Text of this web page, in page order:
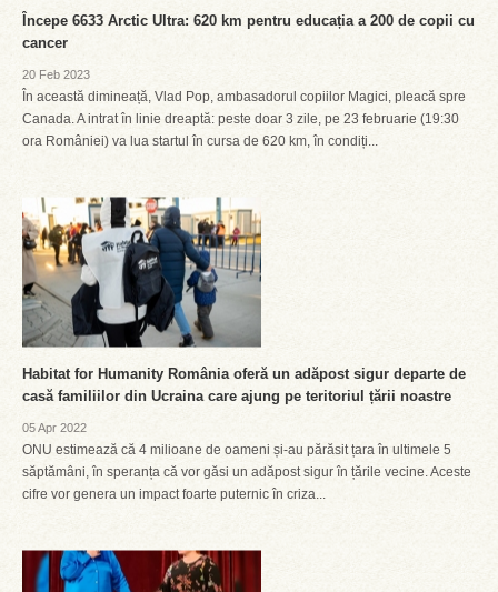
Începe 6633 Arctic Ultra: 620 km pentru educația a 200 de copii cu
cancer
20 Feb 2023
În această dimineață, Vlad Pop, ambasadorul copiilor Magici, pleacă spre
Canada. A intrat în linie dreaptă: peste doar 3 zile, pe 23 februarie (19:30
ora României) va lua startul în cursa de 620 km, în condiți...
Habitat for Humanity România oferă un adăpost sigur departe de
casă familiilor din Ucraina care ajung pe teritoriul țării noastre
05 Apr 2022
ONU estimează că 4 milioane de oameni și-au părăsit țara în ultimele 5
săptămâni, în speranța că vor găsi un adăpost sigur în țările vecine. Aceste
cifre vor genera un impact foarte puternic în criza...